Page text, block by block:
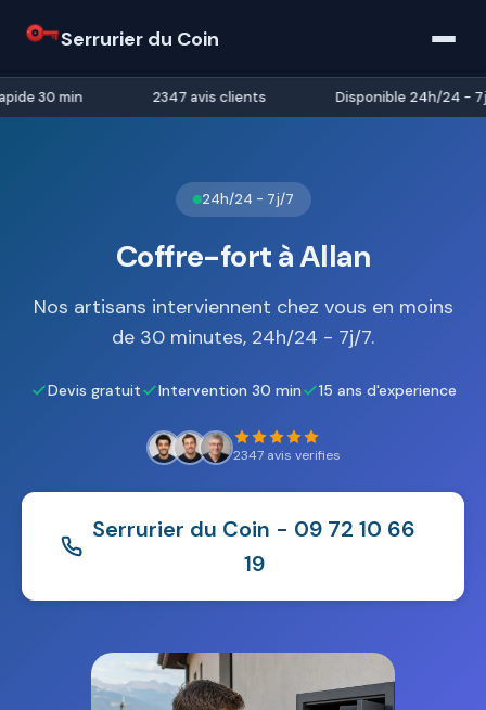
Serrurier du Coin
30 min 2347 avis clients Disponible 24h/24 -
24h/24 - 7j/7
Coffre-fort à Allan
Nos artisans interviennent chez vous en moins
de 30 minutes, 24h/24 - 7j/7.
Devis gratuit Intervention 30 min 15 ans d'experience
2347 avis verifies
Serrurier du Coin - 09 72 10 66
19